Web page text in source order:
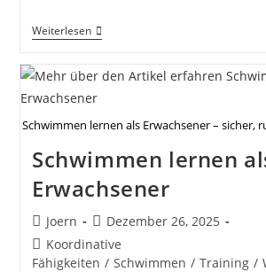
WeiterlesenFortschritte
Im
Erkennen
Schwimmen lernen als Erwachsener – sicher,
Schwimmen lernen
Erwachsener
Beitrags-
Autor:
Joern
Beitrag
veröffentlicht:
Dezember 26, 2025
Beitrags-
Kategorie:
Koordinative
Fähigkeiten / Schwimmen / Training /